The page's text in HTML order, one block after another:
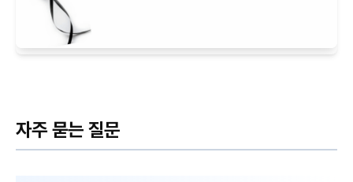
자주 묻는 질문